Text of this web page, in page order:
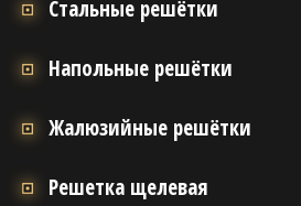
Стальные решётки
Напольные решётки
Жалюзийные решётки
Решетка щелевая